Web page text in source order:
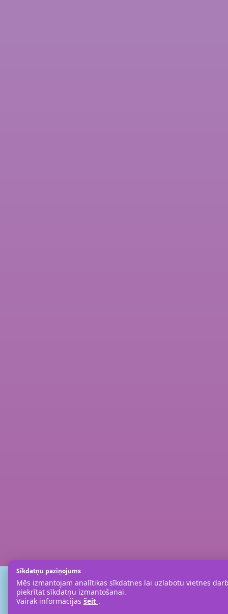
Sīkdatņu paziņojums
Mēs izmantojam analītikas sīkdatnes lai uzlabotu vietnes
piekrītat sīkdatņu izmantošanai.
Vairāk informācijas šeit .